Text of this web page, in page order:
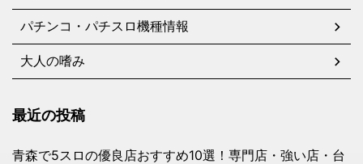
パチンコ・パチスロ機種情報
大人の嗜み
最近の投稿
青森で5スロの優良店おすすめ10選！専門店・強い店・台